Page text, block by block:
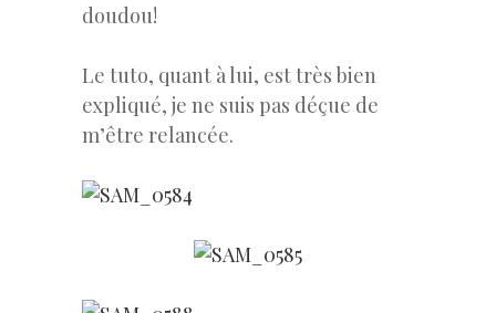
doudou!
Le tuto, quant à lui, est très bien
expliqué, je ne suis pas déçue de
m’être relancée.